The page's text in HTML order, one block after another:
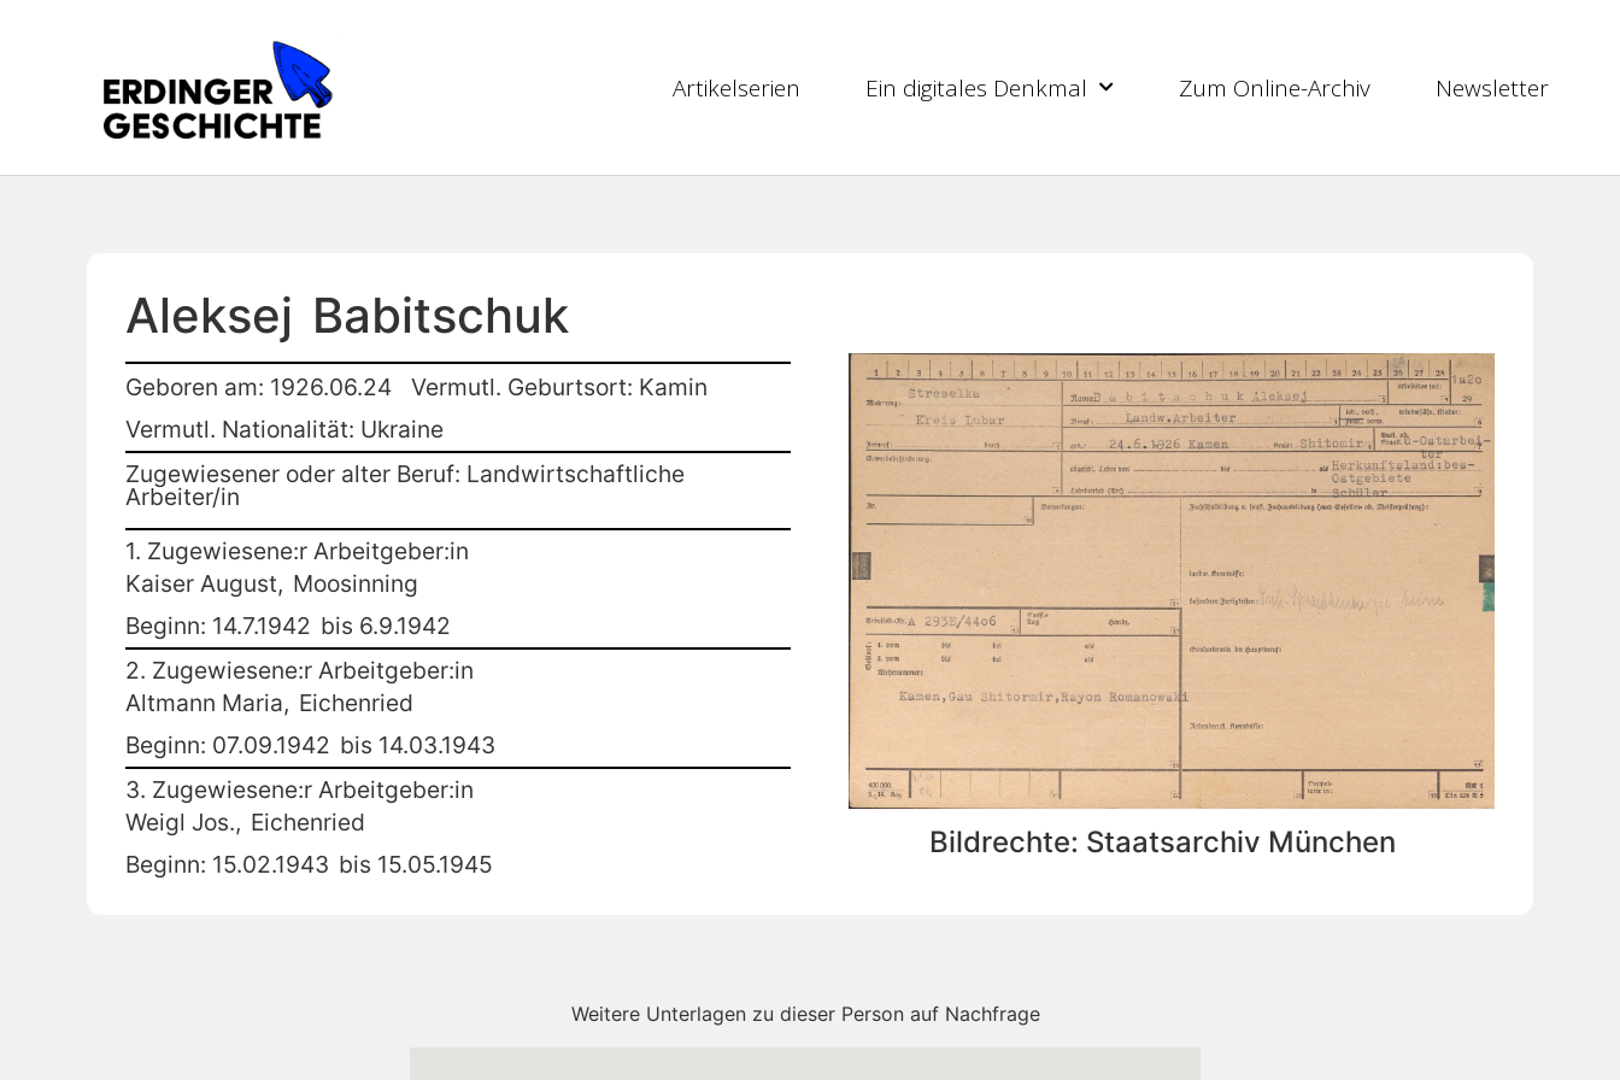
Artikelserien Ein digitales Denkmal Zum Online-Archiv Newsletter
Aleksej Babitschuk
Geboren am: 1926.06.24
Vermutl. Geburtsort: Kamin
Vermutl. Nationalität: Ukraine
Zugewiesener oder alter Beruf: Landwirtschaftliche
Arbeiter/in
1. Zugewiesene:r Arbeitgeber:in
Kaiser August, Moosinning
Beginn: 14.7.1942 bis 6.9.1942
2. Zugewiesene:r Arbeitgeber:in
Altmann Maria, Eichenried
Beginn: 07.09.1942 bis 14.03.1943
3. Zugewiesene:r Arbeitgeber:in
Weigl Jos., Eichenried
Beginn: 15.02.1943 bis 15.05.1945
Bildrechte: Staatsarchiv München
Weitere Unterlagen zu dieser Person auf Nachfrage